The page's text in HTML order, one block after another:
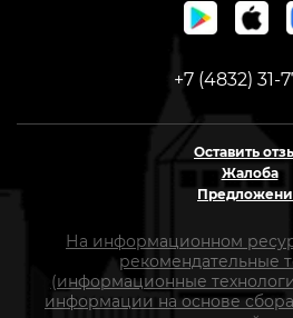
+7 (4832) 31-
Оставить
Жалоба
На информационном
рекомендательные
(информационные
информации на основе